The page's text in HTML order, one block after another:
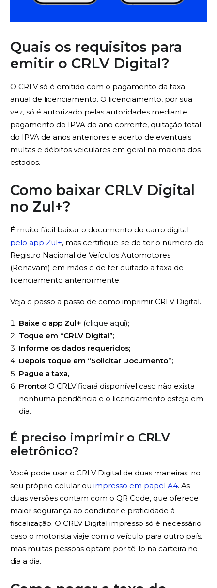
Quais os requisitos para
emitir o CRLV Digital?
O CRLV só é emitido com o pagamento da taxa
anual de licenciamento. O licenciamento, por sua
vez, só é autorizado pelas autoridades mediante
pagamento do IPVA do ano corrente, quitação total
do IPVA de anos anteriores e acerto de eventuais
multas e débitos veiculares em geral na maioria dos
estados.
Como baixar CRLV Digital
no Zul+?
É muito fácil baixar o documento do carro digital
pelo app Zul+, mas certifique-se de ter o número do
Registro Nacional de Veículos Automotores
(Renavam) em mãos e de ter quitado a taxa de
licenciamento anteriormente.
Veja o passo a passo de como imprimir CRLV Digital.
Baixe o app Zul+ (clique aqui);
Toque em “CRLV Digital”;
Informe os dados requeridos;
Depois, toque em “Solicitar Documento”;
Pague a taxa,
Pronto! O CRLV ficará disponível caso não exista
nenhuma pendência e o licenciamento esteja em
dia.
É preciso imprimir o CRLV
eletrônico?
Você pode usar o CRLV Digital de duas maneiras: no
seu próprio celular ou impresso em papel A4. As
duas versões contam com o QR Code, que oferece
maior segurança ao condutor e praticidade à
fiscalização. O CRLV Digital impresso só é necessário
caso o motorista viaje com o veículo para outro país,
mas muitas pessoas optam por tê-lo na carteira no
dia a dia.